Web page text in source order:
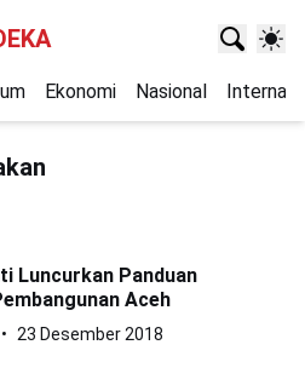
Ekonomi Nasional
Luncurkan Panduan
Aceh
23 Desember 2018